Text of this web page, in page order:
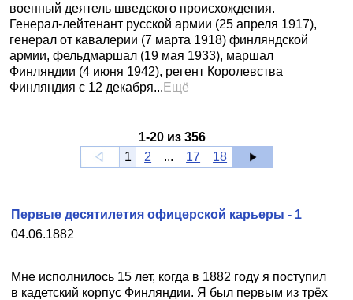
военный деятель шведского происхождения.
Генерал-лейтенант русской армии (25 апреля 1917),
генерал от кавалерии (7 марта 1918) финляндской
армии, фельдмаршал (19 мая 1933), маршал
Финляндии (4 июня 1942), регент Королевства
Финляндия с 12 декабря... Ещё
1-20 из356
1
2 ... 17 18
04.06.1882
Первые десятилетия офицерской карьеры - 1
Мне исполнилось 15 лет, когда в 1882 году я поступил
в кадетский корпус Финляндии. Я был первым из трёх